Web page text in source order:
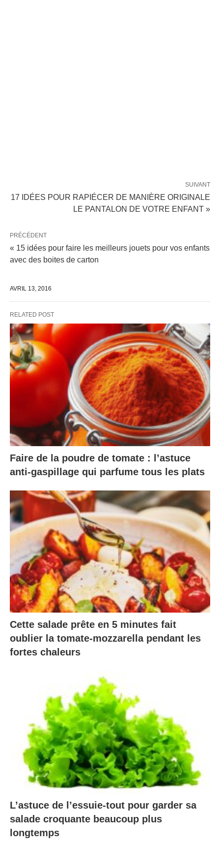
SUIVANT
17 IDÉES POUR RAPIÉCER DE MANIÈRE ORIGINALE
LE PANTALON DE VOTRE ENFANT »
PRÉCÉDENT
« 15 idées pour faire les meilleurs jouets pour vos enfants
avec des boites de carton
AVRIL 13, 2016
RELATED POST
Faire de la poudre de tomate : l’astuce
anti-gaspillage qui parfume tous les plats
Cette salade prête en 5 minutes fait
oublier la tomate-mozzarella pendant les
fortes chaleurs
L’astuce de l’essuie-tout pour garder sa
salade croquante beaucoup plus
longtemps